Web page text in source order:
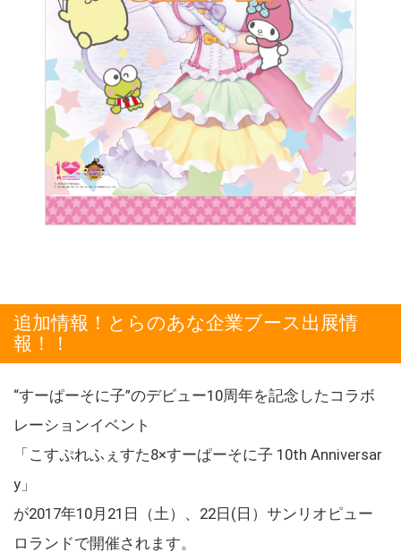
追加情報！とらのあな企業ブース出展情
報！！
“すーぱーそに子”のデビュー10周年を記念したコラボ
レーションイベント
「こすぷれふぇすた8×すーぱーそに子 10th Anniversar
y」
が2017年10月21日（土）、22日(日）サンリオピュー
ロランドで開催されます。